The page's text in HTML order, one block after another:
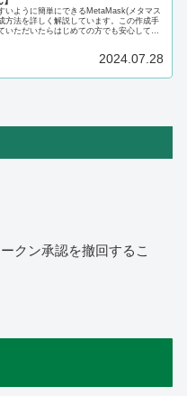
いように簡単にできるMetaMask(メタマス
方法を詳しく解説しています。この作成手
いただいたらはじめての方でも安心して作
2024.07.28
クン承認を撤回するこ